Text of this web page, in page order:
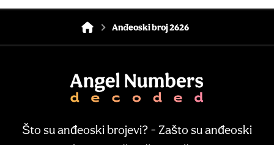
Anđeoski broj 2626
Što su anđeoski brojevi? - Zašto su anđeoski